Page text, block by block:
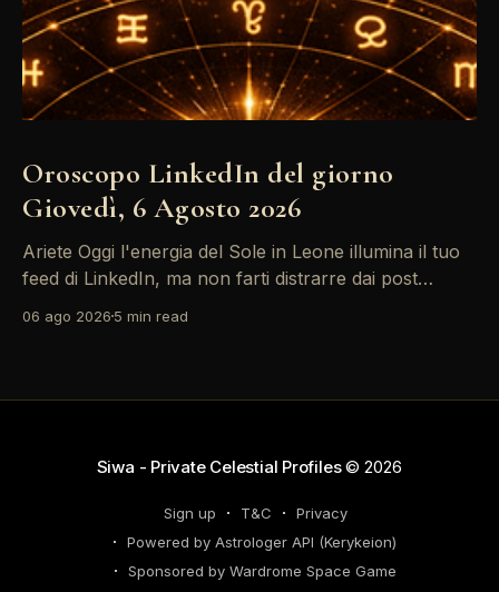
Oroscopo LinkedIn del giorno
Giovedì, 6 Agosto 2026
Ariete Oggi l'energia del Sole in Leone illumina il tuo
feed di LinkedIn, ma non farti distrarre dai post
tuoi desideri professionali! Giove ti spinge verso il
06 ago 2026 5 min read
Siwa - Private Celestial Profiles© 2026
Sign up T&C
Privacy
Powered by Astrologer API (Kerykeion)
Sponsored by Wardrome Space Game